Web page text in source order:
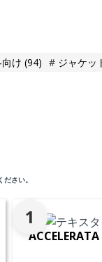
け (94) ジャケッ
さい。
1